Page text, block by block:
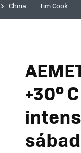
China Tim Cook
+30º